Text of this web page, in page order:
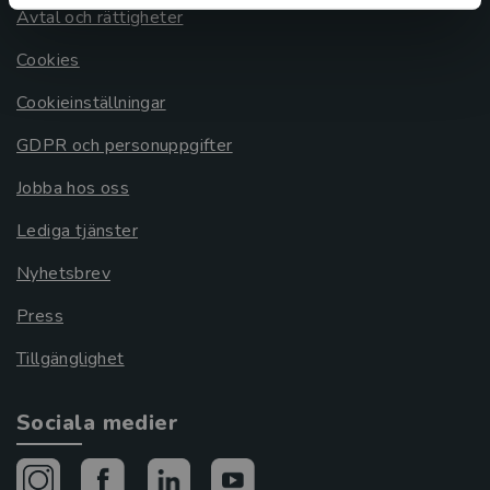
Avtal och rättigheter
Cookies
Cookieinställningar
GDPR och personuppgifter
Jobba hos oss
Lediga tjänster
Nyhetsbrev
Press
Tillgänglighet
Sociala medier